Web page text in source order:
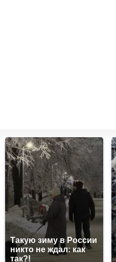
Такую зиму в России
никто не ждал: как
так?!